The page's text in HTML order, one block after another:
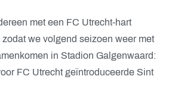
met een FC Utrecht-hart
we volgend seizoen weer met
in Stadion Galgenwaard:
FC Utrecht geïntroduceerde Sint